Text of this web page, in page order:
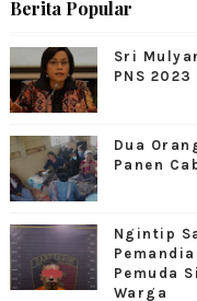
Berita Popular
Sri
PNS
Dua
Panen
Ngintip
Pemuda
Warga